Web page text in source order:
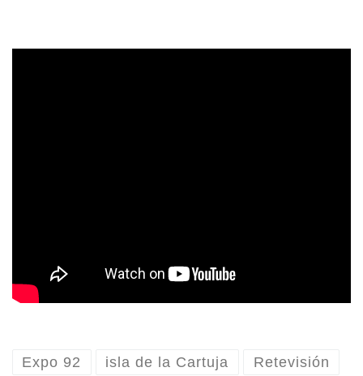
Expo 92 isla de la Cartuja Retevisión